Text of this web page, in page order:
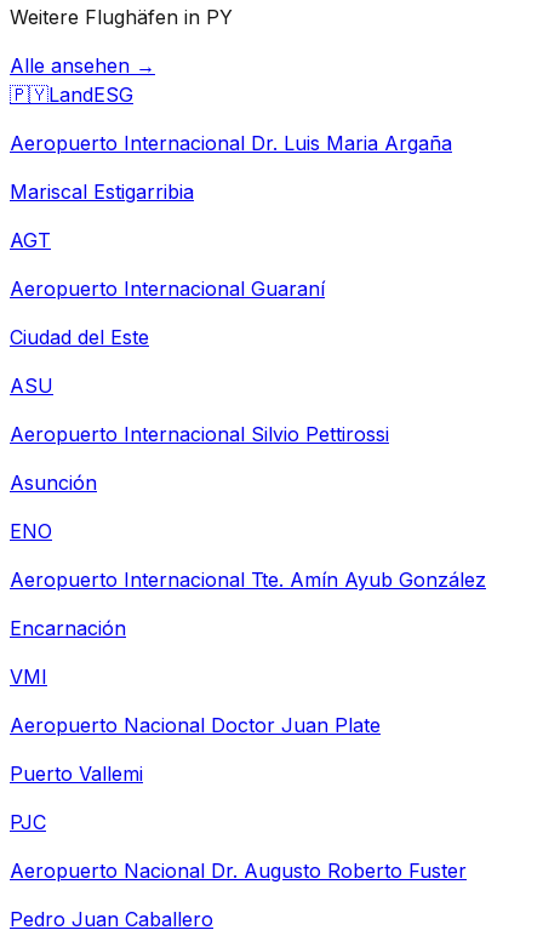
Weitere Flughäfen in PY
Alle ansehen →
🇵🇾LandESG
Aeropuerto Internacional Dr. Luis Maria Argaña
Mariscal Estigarribia
AGT
Aeropuerto Internacional Guaraní
Ciudad del Este
ASU
Aeropuerto Internacional Silvio Pettirossi
Asunción
ENO
Aeropuerto Internacional Tte. Amín Ayub González
Encarnación
VMI
Aeropuerto Nacional Doctor Juan Plate
Puerto Vallemi
PJC
Aeropuerto Nacional Dr. Augusto Roberto Fuster
Pedro Juan Caballero